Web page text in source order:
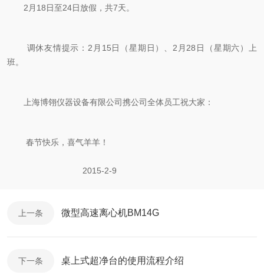
2月18日至24日放假，共7天。
调休友情提示：2月15日（星期日）、2月28日（星期六）上
班。
上海博翎仪器设备有限公司携公司全体员工祝大家：
春节快乐，喜气羊羊！
2015-2-9
上一条 微型高速离心机BM14G
下一条 桌上式超净台的使用流程介绍